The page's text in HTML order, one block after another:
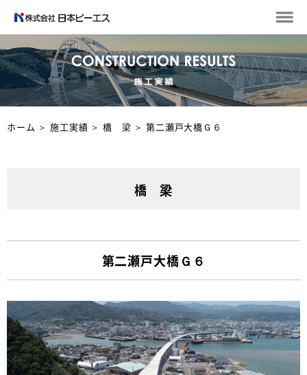
ホーム ＞施工実績 ＞ 橋 梁 ＞第二瀬戸大橋Ｇ６
橋 梁
第二瀬戸大橋Ｇ６